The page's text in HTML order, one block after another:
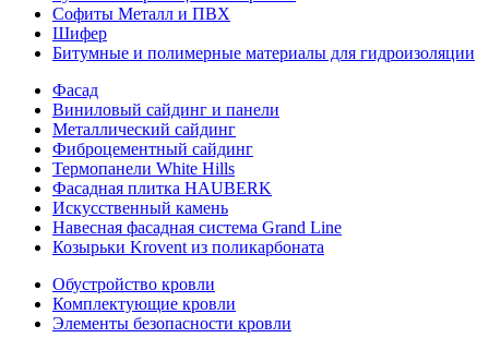
Софиты Металл и ПВХ
Шифер
Битумные и полимерные материалы для гидроизоляции
Фасад
Виниловый сайдинг и панели
Металлический сайдинг
Фиброцементный сайдинг
Термопанели White Hills
Фасадная плитка HAUBERK
Искусственный камень
Навесная фасадная система Grand Line
Козырьки Krovent из поликарбоната
Обустройство кровли
Комплектующие кровли
Элементы безопасности кровли